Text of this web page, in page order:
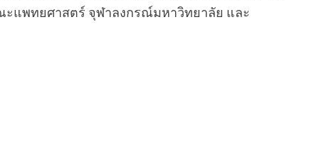
แพทยศาสตร์ จุฬาลงกรณ์มหาวิทยาลัย และ